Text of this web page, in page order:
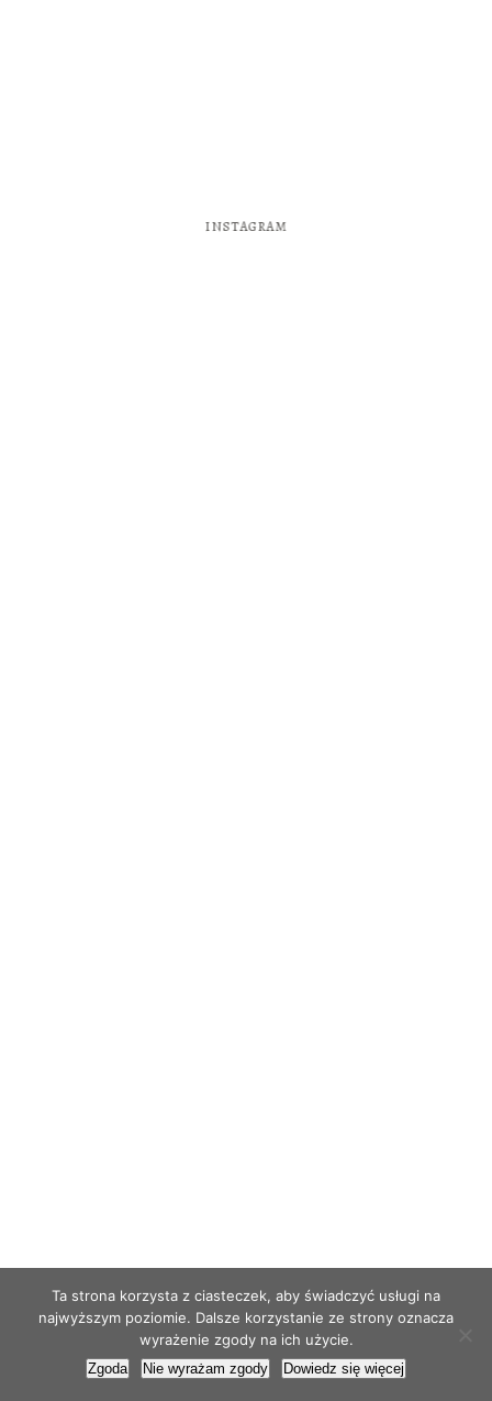
INSTAGRAM
Ta strona korzysta z ciasteczek, aby świadczyć usługi na
najwyższym poziomie. Dalsze korzystanie ze strony oznacza
wyrażenie zgody na ich użycie.
Zgoda Nie wyrażam zgody Dowiedz się więcej